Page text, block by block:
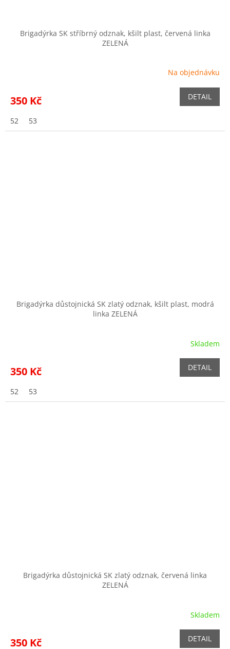
Brigadýrka SK stříbrný odznak, kšilt plast, červená linka
ZELENÁ
Na objednávku
350 Kč DETAIL
52 53
Brigadýrka důstojnická SK zlatý odznak, kšilt plast, modrá
linka ZELENÁ
Skladem
350 Kč DETAIL
52 53
Brigadýrka důstojnická SK zlatý odznak, červená linka
ZELENÁ
Skladem
350 Kč DETAIL